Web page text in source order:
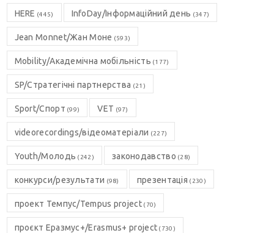
HERE (445) InfoDay/Інформаційний день (347)
Jean Monnet/Жан Моне (593)
Mobility/Академічна мобільність (177)
SP/Стратегічні партнерства (21)
Sport/Спорт (99) VET (97)
videorecordings/відеоматеріали (227)
Youth/Молодь (242) законодавство (28)
конкурси/результати (98) презентація (230)
проект Темпус/Tempus project(70)
проєкт Еразмус+/Erasmus+ project (730)